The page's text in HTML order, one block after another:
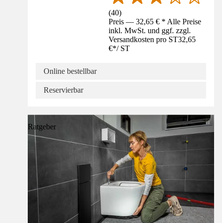
(40)
Preis — 32,65 € * Alle Preise
inkl. MwSt. und ggf. zzgl.
Versandkosten pro ST32,65
€*/ ST
Online bestellbar
Reservierbar
Ratgeber